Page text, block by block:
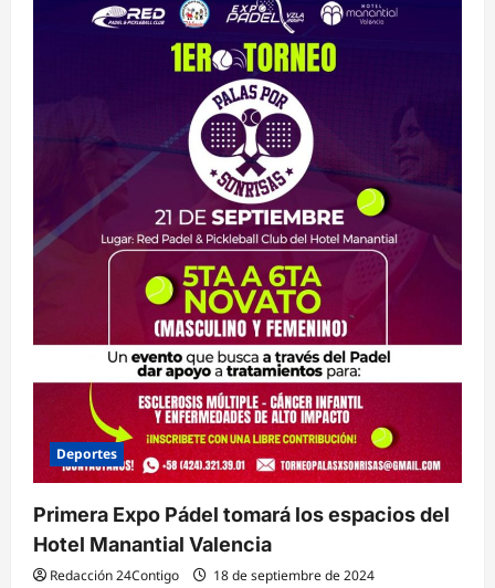
Deportes
Primera Expo Pádel tomará los espacios del
Hotel Manantial Valencia
Redacción 24Contigo 18 de septiembre de 2024